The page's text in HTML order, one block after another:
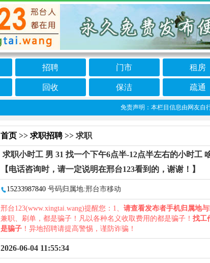
招聘 门市 租房
回收 保洁 疏通
免责声明：本栏目信息由网友自行
首页 >> 求职招聘>> 求职
求职小时工 男 31 找一个下午6点半-12点半左右的小时工
【电话咨询时，请一定说明在邢台123看到的，谢谢！】
15233987840 号码归属地:邢台市移动
邢台123(www.xingtai.wang)提醒您：1、 请查看发布者手机归属地
兼职、刷单，都是骗子！凡以各种名义收取费用的都是骗子！ 找工
是骗子 ！异地招聘请提高警惕，谨防诈骗！
2026-06-04 11:55:34